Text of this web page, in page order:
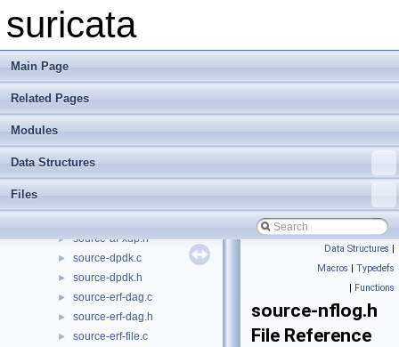
suricata
Main Page
Related Pages
Modules
Data Structures
Files
► runmode-unittests.h
►
► runmode-windivert.c
► runmode-windivert.h
► rust.h
► source-af-packet.c
► source-af-xdp.h
► source-dpdk.c
► source-dpdk.h
► source-erf-dag.c
► source-erf-dag.h
► source-erf-file.c
Data Structures |
Macros | Typedefs
| Functions
source-nflog.h
File Reference